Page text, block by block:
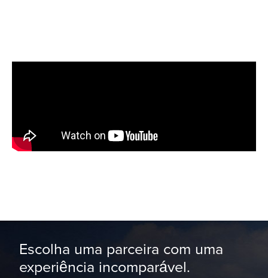
Escolha uma parceira com uma
experiência incomparável.